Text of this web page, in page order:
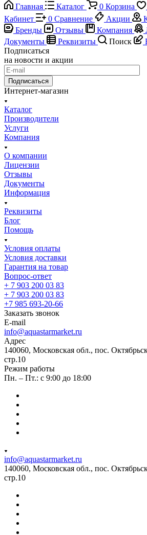
Главная
Каталог 0 Корзина
Кабинет
0 Сравнение Акции
Бренды
Отзывы Компания
Документы
Реквизиты Поиск
Подписаться
на новости и акции
Подписаться
Интернет-магазин
Каталог
Производители
Услуги
Компания
О компании
Лицензии
Отзывы
Документы
Информация
Реквизиты
Блог
Помощь
Условия оплаты
Условия доставки
Гарантия на товар
Вопрос-ответ
+ 7 903 200 03 83
+ 7 903 200 03 83
+7 985 693-20-66
Заказать звонок
E-mail
info@aquastarmarket.ru
Адрес
140060, Московская обл., пос.
стр.10
Режим работы
Пн. – Пт.: с 9:00 до 18:00
info@aquastarmarket.ru
140060, Московская обл., пос.
стр.10